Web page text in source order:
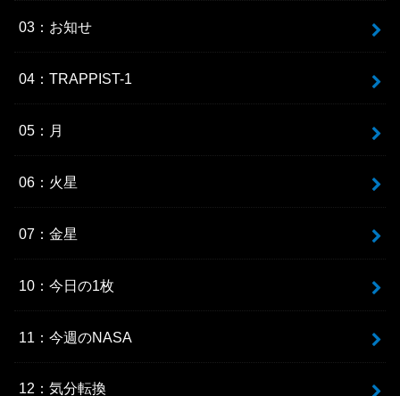
03：お知せ
04：TRAPPIST-1
05：月
06：火星
07：金星
10：今日の1枚
11：今週のNASA
12：気分転換